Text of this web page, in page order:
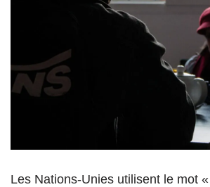
Les Nations-Unies utilisent le mot